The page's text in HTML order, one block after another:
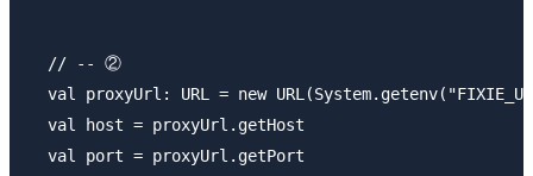
  // -- ②
val proxyUrl: URL = new
  val host = proxyUrl.getHost
  val port = proxyUrl.getPort